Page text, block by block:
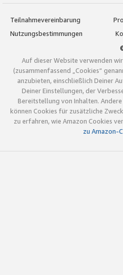
Teilnahmevereinbarung
Nutzungsbestimmungen
Auf dieser Website verwenden
(zusammenfassend „Cookies“
anzubieten, einschließlich Deiner
Deiner Einstellungen, der
Bereitstellung von Inhalten.
können Cookies für zusätzliche
zu erfahren, wie Amazon Cookies
zu Amazon-